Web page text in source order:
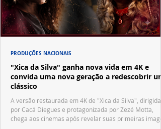
"Xica da Silva" ganha nova vida em 4K e
convida uma nova geração a redescobrir um
clássico
A versão restaurada em 4K de "Xica da Silva", dirigida
por Cacá Diegues e protagonizada por Zezé Motta,
chega aos cinemas após revelar suas primeiras
PRODUÇÕES NACIONAIS